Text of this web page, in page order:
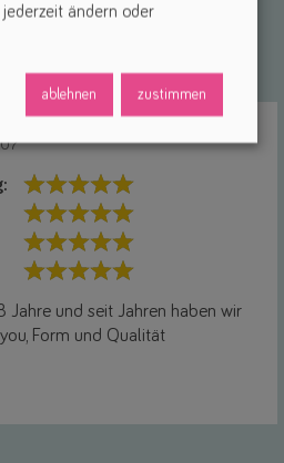
Jahre und seit Jahren haben wir
Form und Qualität
ändern oder
ablehnen zustimmen